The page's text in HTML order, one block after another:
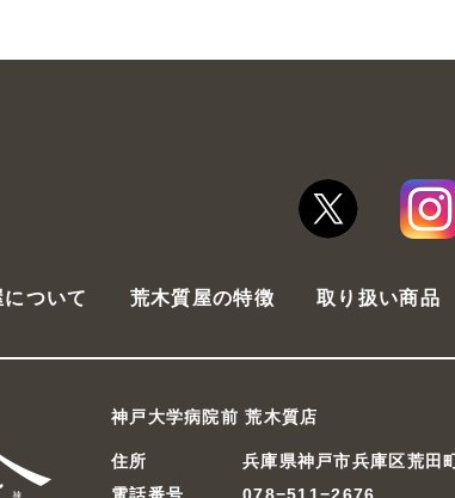
ついて 荒木質屋の特徴 取り扱い商品
神戸大学病院前 荒木質店
住所
兵庫県神戸市兵庫区荒田